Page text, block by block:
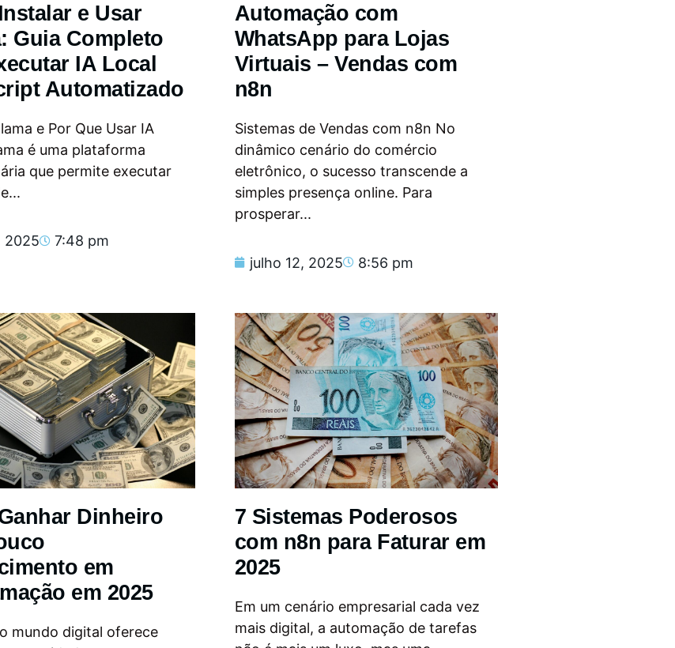
e Usar
Guia Completo
IA Local
Automatizado
e Por Que Usar IA
é uma plataforma
que permite executar
2025 7:48 pm
Automação com
WhatsApp para Lojas
Virtuais – Vendas com
n8n
Sistemas de Vendas com n8n No
dinâmico cenário do comércio
eletrônico, o sucesso transcende a
simples presença online. Para
prosperar...
julho 12, 2025 8:56 pm
Dinheiro
em
em 2025
mundo digital oferece
7 Sistemas Poderosos
com n8n para Faturar em
2025
Em um cenário empresarial cada vez
mais digital, a automação de tarefas